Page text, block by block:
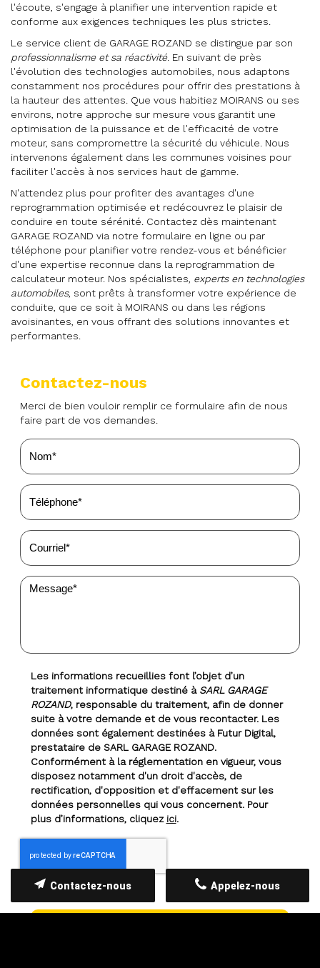
l'écoute, s'engage à planifier une intervention rapide et
conforme aux exigences techniques les plus strictes.
Le service client de GARAGE ROZAND se distingue par son
professionnalisme et sa réactivité. En suivant de près
l'évolution des technologies automobiles, nous adaptons
constamment nos procédures pour offrir des prestations à
la hauteur des attentes. Que vous habitiez MOIRANS ou ses
environs, notre approche sur mesure vous garantit une
optimisation de la puissance et de l'efficacité de votre
moteur, sans compromettre la sécurité du véhicule. Nous
intervenons également dans les communes voisines pour
faciliter l'accès à nos services haut de gamme.
N'attendez plus pour profiter des avantages d'une
reprogrammation optimisée et redécouvrez le plaisir de
conduire en toute sérénité. Contactez dès maintenant
GARAGE ROZAND via notre formulaire en ligne ou par
téléphone pour planifier votre rendez-vous et bénéficier
d'une expertise reconnue dans la reprogrammation de
calculateur moteur. Nos spécialistes, experts en technologies
automobiles, sont prêts à transformer votre expérience de
conduite, que ce soit à MOIRANS ou dans les régions
avoisinantes, en vous offrant des solutions innovantes et
performantes.
Contactez-nous
Merci de bien vouloir remplir ce formulaire afin de nous
faire part de vos demandes.
Les informations recueillies font l’objet d’un
traitement informatique destiné àSARL GARAGE
ROZAND, responsable du traitement, afin de donner
suite à votre demande et de vous recontacter. Les
données sont également destinées à Futur Digital,
prestataire de SARL GARAGE ROZAND.
Conformément à la réglementation en vigueur, vous
disposez notamment d'un droit d'accès, de
rectification, d'opposition et d'effacement sur les
données personnelles qui vous concernent. Pour
plus d’informations, cliquez ici.
Champs obligatoires
Appelez-nous
Contactez-nous